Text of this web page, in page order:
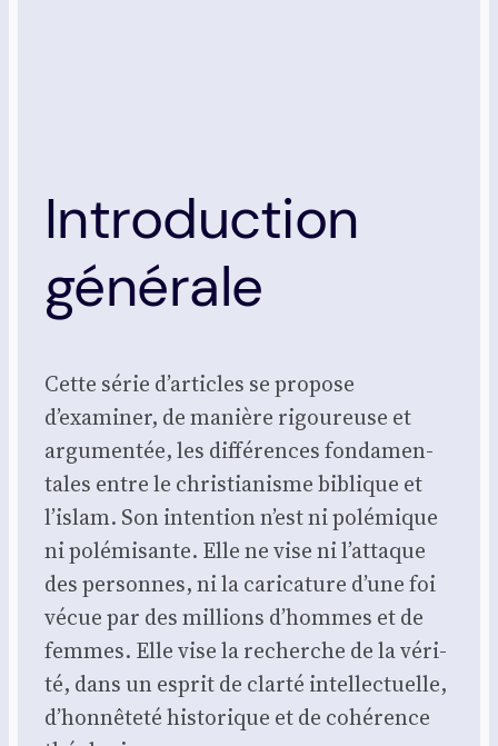
Introduction
générale
Cette série d’articles se pro­pose
d’examiner, de manière rigou­reuse et
argu­men­tée, les dif­fé­rences fon­da­men­
tales entre le chris­tia­nisme biblique et
l’islam. Son inten­tion n’est ni polé­mique
ni polé­mi­sante. Elle ne vise ni l’attaque
des per­sonnes, ni la cari­ca­ture d’une foi
vécue par des mil­lions d’hommes et de
femmes. Elle vise la recherche de la véri­
té, dans un esprit de clar­té intel­lec­tuelle,
d’honnêteté his­to­rique et de cohé­rence